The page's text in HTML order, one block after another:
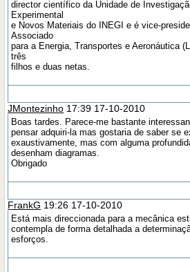
director científico da Unidade de
Experimental
e Novos Materiais do INEGI e é vice-
Associado
para a Energia, Transportes e Aeronáutica
três
filhos e duas netas.
JMontezinho 17:39 17-10-2010
Boas tardes. Parece-me bastante
pensar adquiri-la mas gostaria de saber se
exaustivamente, mas com alguma
desenham diagramas.
Obrigado
FrankG 19:26 17-10-2010
Está mais direccionada para a mecânica
contempla de forma detalhada a
esforços.